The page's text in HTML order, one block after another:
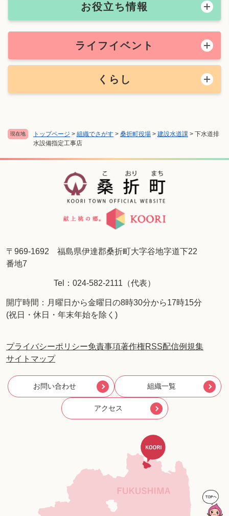
現在地 トップページ > 組織でさがす > 桑折町役場 > 建設水道課 > 下水道排
水設備指定工事店
お役立ち情報
ライフイベント
くらし
〒969-1692 福島県伊達郡桑折町大字谷地字道下22
番地7
Tel：024-582-2111（代表）
開庁時間：月曜日から金曜日の8時30分から17時15分
(祝日・休日・年末年始を除く)
プライバシーポリシー免責事項著作権RSS配信例規集
サイトマップ
お問い合わせ 組織一覧
アクセス